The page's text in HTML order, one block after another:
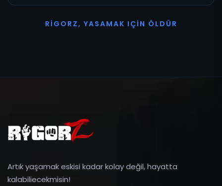
R I G O R Z, YASAMAK I ÇI N Ö L D Ü R
Artık yaşamak eskisi kadar kolay değil, hayatta
kalabiliecekmisin!